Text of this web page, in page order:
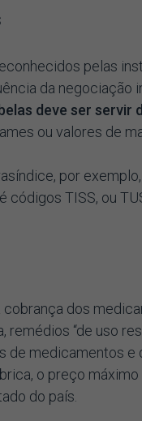
pelas
da negociação
deve ser servir
ou valores de
por
TISS, ou
dos
remédios “de uso
de medicamentos
o preço
do país.